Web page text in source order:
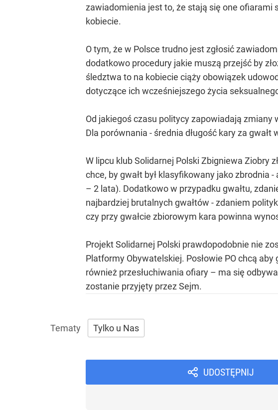
zawiadomienia jest to, że stają się one ofiarami
kobiecie.
O tym, że w Polsce trudno jest zgłosić
dodatkowo procedury jakie muszą przejść by
śledztwa to na kobiecie ciąży obowiązek
dotyczące ich wcześniejszego życia
Od jakiegoś czasu politycy zapowiadają zmiany
Dla porównania - średnia długość kary za
W lipcu klub Solidarnej Polski Zbigniewa Ziobry
chce, by gwałt był klasyfikowany jako zbrodnia
– 2 lata). Dodatkowo w przypadku gwałtu,
najbardziej brutalnych gwałtów - zdaniem
czy przy gwałcie zbiorowym kara powinna
Projekt Solidarnej Polski prawdopodobnie nie
Platformy Obywatelskiej. Posłowie PO chcą
również przesłuchiwania ofiary – ma się
zostanie przyjęty przez Sejm.
Tylko u Nas
UDOSTĘPNIJ